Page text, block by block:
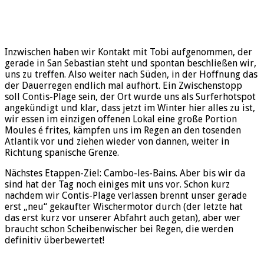
Inzwischen haben wir Kontakt mit Tobi aufgenommen, der
gerade in San Sebastian steht und spontan beschließen wir,
uns zu treffen. Also weiter nach Süden, in der Hoffnung das
der Dauerregen endlich mal aufhört. Ein Zwischenstopp
soll Contis-Plage sein, der Ort wurde uns als Surferhotspot
angekündigt und klar, dass jetzt im Winter hier alles zu ist,
wir essen im einzigen offenen Lokal eine große Portion
Moules é frites, kämpfen uns im Regen an den tosenden
Atlantik vor und ziehen wieder von dannen, weiter in
Richtung spanische Grenze.
Nächstes Etappen-Ziel: Cambo-les-Bains. Aber bis wir da
sind hat der Tag noch einiges mit uns vor. Schon kurz
nachdem wir Contis-Plage verlassen brennt unser gerade
erst „neu“ gekaufter Wischermotor durch (der letzte hat
das erst kurz vor unserer Abfahrt auch getan), aber wer
braucht schon Scheibenwischer bei Regen, die werden
definitiv überbewertet!